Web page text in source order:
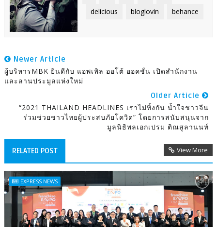
delicious bloglovin behance
Newer Article
ผู้บริหารMBK ยินดีกับ แอพเพิล ออโต้ ออคชั่น เปิดสำนักงาน
และลานประมูลแห่งใหม่
Older Article
“2021 THAILAND HEADLINES เราไม่ทิ้งกัน น้ำใจชาวจีน
ร่วมช่วยชาวไทยผู้ประสบภัยโควิด” โดยการสนับสนุนจาก
มูลนิธิพลเอกเปรม ติณสูลานนท์
RELATED POST View More
EXPRESS NEWS